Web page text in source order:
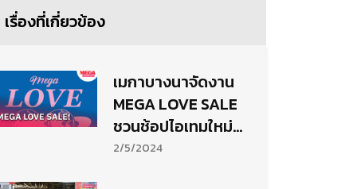
เรื่องที่เกี่ยวข้อง
เมกาบางนาจัดงาน
MEGA LOVE SALE
ชวนช้อปไอเทมใหม่
รับวาเลนไทน์
2/5/2024